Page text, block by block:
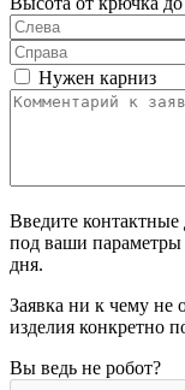
Нужен карниз
Введите
под ваши параметры
дня.
Заявка ни к чему не
изделия конкретно
Вы ведь не робот?